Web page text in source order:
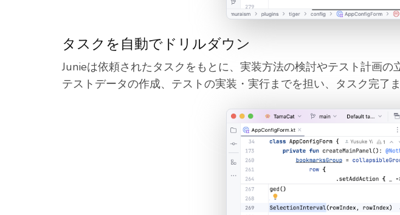
タスクを自動でドリルダウン
Junieは依頼されたタスクをもとに、実装方法の検討やテスト計画
テストデータの作成、テストの実装・実行までを担い、タスク完了